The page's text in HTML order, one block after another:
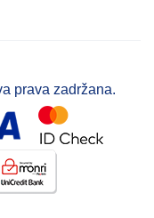
prava zadržana.